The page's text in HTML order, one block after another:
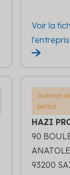
Voir la
Isolation
perdus
HAZI
90
93200